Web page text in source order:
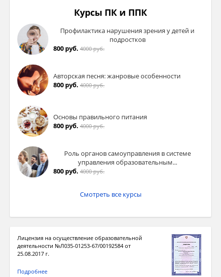
Курсы ПК и ППК
Профилактика нарушения зрения у детей и
подростков
800 руб. 4000 руб.
Авторская песня: жанровые особенности
800 руб. 4000 руб.
Основы правильного питания
800 руб. 4000 руб.
Роль органов самоуправления в системе
управления образовательным...
800 руб. 4000 руб.
Смотреть все курсы
Лицензия на осуществление образовательной
деятельности №Л035-01253-67/00192584 от
25.08.2017 г.
Подробнее